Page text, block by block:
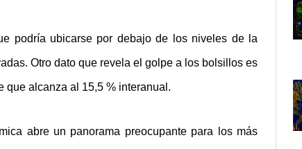
podría ubicarse por debajo de los niveles de la
Otro dato que revela el golpe a los bolsillos es
que alcanza al 15,5 % interanual.
abre un panorama preocupante para los más